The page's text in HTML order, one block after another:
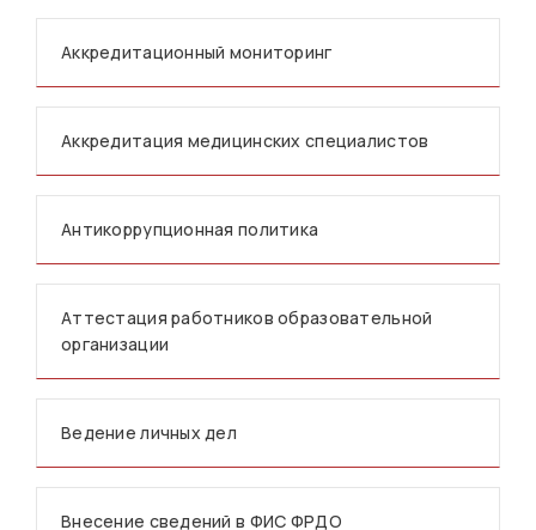
Аккредитационный мониторинг
Аккредитация медицинских специалистов
Антикоррупционная политика
Аттестация работников образовательной
организации
Ведение личных дел
Внесение сведений в ФИС ФРДО